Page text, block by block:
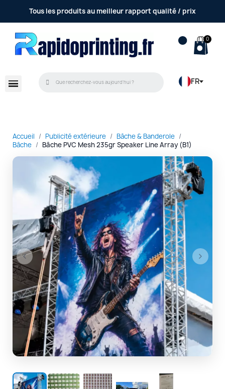
Tous les produits au meilleur rapport qualité / prix
Accompagnement et conseil réalisé par une équipe
humaine
FR
Accueil Publicité extérieure
Bâche & Banderole
Bâche
Bâche PVC Mesh 235gr Speaker Line Array (B1)